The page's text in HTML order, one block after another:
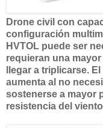
Drone civil con
configuración
HVTOL puede ser
requieran una
llegar a triplicarse.
aumenta al no
sostenerse a mayor
resistencia del